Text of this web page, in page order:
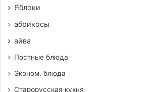
Яблоки
абрикосы
айва
Постные блюда
Эконом. блюда
Старорусская кухня